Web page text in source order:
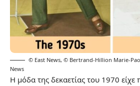
© East News, © Bertrand-Hillion Marie-
News
Η μόδα της δεκαετίας του 1970 είχε